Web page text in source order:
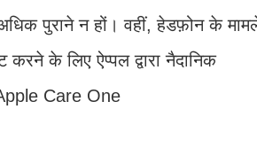
पुराने न हों। वहीं, हेडफ़ोन के
के लिए ऐप्पल द्वारा नैदानिक
Care One